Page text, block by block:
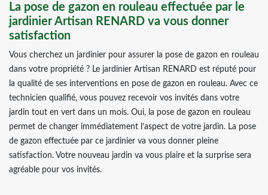
La pose de gazon en rouleau effectuée par le
jardinier Artisan RENARD va vous donner
satisfaction
Vous cherchez un jardinier pour assurer la pose de gazon en rouleau
dans votre propriété ? Le jardinier Artisan RENARD est réputé pour
la qualité de ses interventions en pose de gazon en rouleau. Avec ce
technicien qualifié, vous pouvez recevoir vos invités dans votre
jardin tout en vert dans un mois. Oui, la pose de gazon en rouleau
permet de changer immédiatement l’aspect de votre jardin. La pose
de gazon effectuée par ce jardinier va vous donner pleine
satisfaction. Votre nouveau jardin va vous plaire et la surprise sera
agréable pour vos invités.